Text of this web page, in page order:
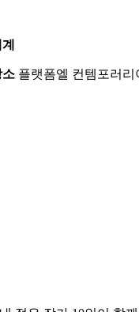
소 플랫폼엘 컨템포러리